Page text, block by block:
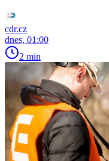
cdr.cz
dnes, 01:00
2 min